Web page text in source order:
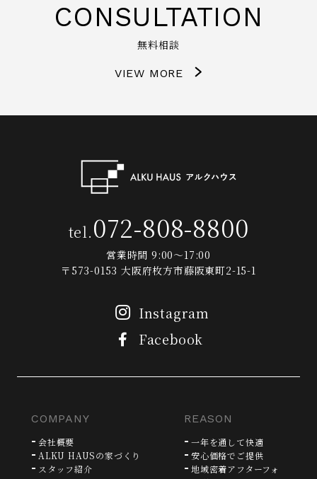
CONSULTATION
無料相談
VIEW MORE
tel.072-808-8800
営業時間 9:00～17:00
〒573-0153 大阪府枚方市藤阪東町2-15-1
Instagram
Facebook
COMPANY
会社概要
ALKU HAUSの家づくり
スタッフ紹介
REASON
一年を通して快適
安心価格でご提供
地域密着アフターフォ